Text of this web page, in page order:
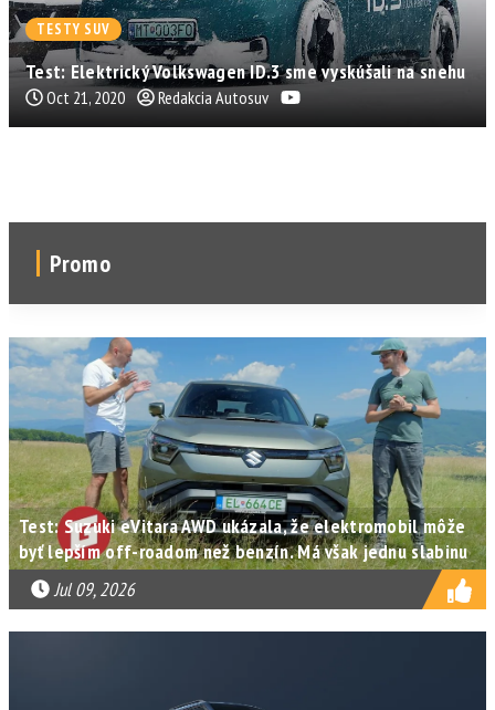
TESTY SUV
Test: Elektrický Volkswagen ID.3 sme vyskúšali na snehu
Oct 21, 2020 Redakcia Autosuv
Promo
Test: Suzuki eVitara AWD ukázala, že elektromobil môže
byť lepším off-roadom než benzín. Má však jednu slabinu
Jul 09, 2026